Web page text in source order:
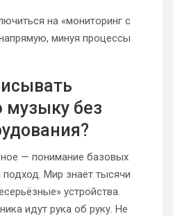
на «мониторинг с
минуя процессы
музыку без
— понимание базовых
Мир знает тысячи
устройства.
идут рука об руку. Не